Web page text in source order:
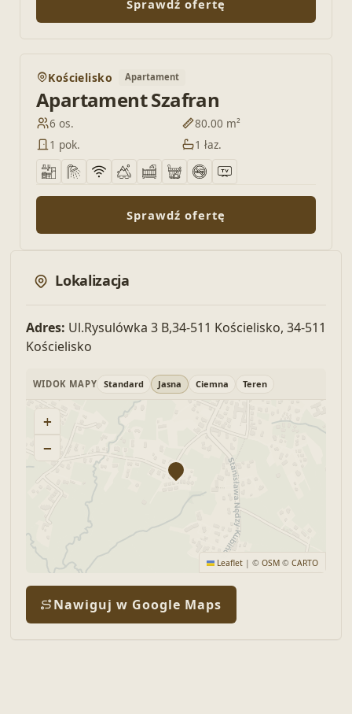
Sprawdź ofertę
Kościelisko Apartament
Apartament Szafran
6 os.
80.00 m²
1 pok.
1 łaz.
Sprawdź ofertę
Lokalizacja
Adres: Ul.Rysulówka 3 B,34-511 Kościelisko, 34-511
Kościelisko
WIDOK MAPY Standard Jasna Ciemna Teren
+
−
Leaflet | ©OSM ©CARTO
Nawiguj w Google Maps